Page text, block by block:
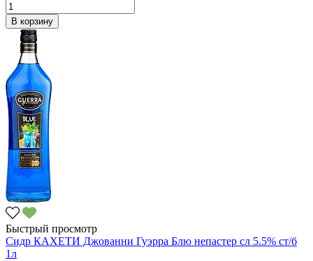
В корзину
Быстрый просмотр
Сидр КАХЕТИ Джованни Гуэрра Блю непастер сл 5.5% ст/б
1л